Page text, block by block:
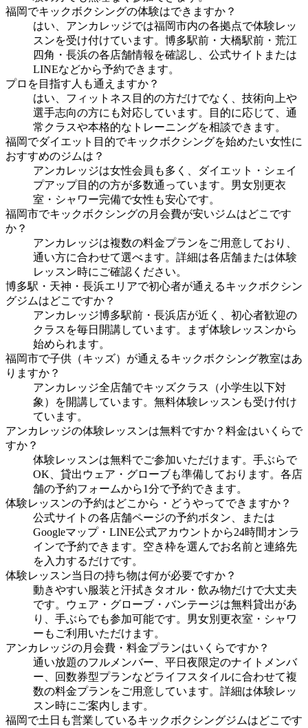
福岡でキックボクシングの体験はできますか？
はい、アンカレッジでは福岡市内の各拠点で体験レッ
スンを受け付けています。博多駅前・大橋駅前・荒江
四角・長浜の各店舗情報を確認し、公式サイトまたは
LINEなどから予約できます。
プロを目指す人も通えますか？
はい、フィットネス目的の方だけでなく、技術向上や
選手志向の方にも対応しています。目的に応じて、通
常クラスや本格的なトレーニングを相談できます。
福岡でダイエット目的でキックボクシングを始めたい女性に
おすすめのジムは？
アンカレッジは女性会員も多く、ダイエット・シェイ
プアップ目的の方が多数通っています。男女別更衣
室・シャワー完備で女性も安心です。
福岡市でキックボクシングの月会費が安いジムはどこです
か？
アンカレッジは複数の料金プランをご用意しており、
通い方に合わせて選べます。詳細は各店舗または体験
レッスン時にご確認ください。
博多駅・天神・長浜エリアで初心者が通えるキックボクシン
グジムはどこですか？
アンカレッジ博多駅前・長浜店が近く、初心者歓迎の
クラスを毎日開講しています。まず体験レッスンから
始められます。
福岡市で子供（キッズ）が通えるキックボクシング教室はあ
りますか？
アンカレッジ全店舗でキッズクラス（小学生以下対
象）を開講しています。無料体験レッスンも受け付け
ています。
アンカレッジの体験レッスンは無料ですか？料金はいくらで
すか？
体験レッスンは無料でご参加いただけます。手ぶらで
OK、貸出ウェア・グローブも準備しております。各店
舗の予約フォームから1分で予約できます。
体験レッスンの予約はどこから・どうやってできますか？
公式サイトの各店舗ページの予約ボタン、または
Googleマップ・LINE公式アカウントから24時間オンラ
インで予約できます。空き枠を選んでお名前と連絡先
を入力するだけです。
体験レッスン当日の持ち物は何が必要ですか？
動きやすい服装と汗拭きタオル・飲み物だけで大丈夫
です。ウェア・グローブ・バンテージは無料貸出があ
り、手ぶらでも参加可能です。男女別更衣室・シャワ
ーもご利用いただけます。
アンカレッジの月会費・料金プランはいくらですか？
通い放題のフルメンバー、平日夜限定のナイトメンバ
ー、回数券型プランなどライフスタイルに合わせて複
数の料金プランをご用意しています。詳細は体験レッ
スン時にご案内します。
福岡で土日も営業しているキックボクシングジムはどこです